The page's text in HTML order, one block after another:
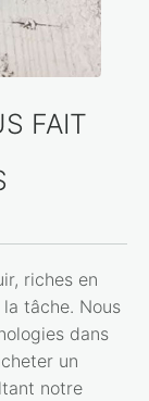
FAIT
riches en
tâche. Nous
dans
un
notre